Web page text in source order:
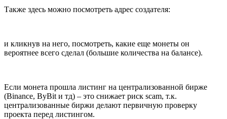
Также здесь можно посмотреть адрес создателя:
и кликнув на него, посмотреть, какие еще монеты он
вероятнее всего сделал (большие количества на балансе).
Если монета прошла листинг на централизованной бирже
(Binance, ByBit и тд) – это снижает риск scam, т.к.
централизованные биржи делают первичную проверку
проекта перед листингом.